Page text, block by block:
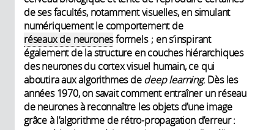
de ses facultés, notamment visuelles, en simulant
numériquement le comportement de
réseaux de neuronesformels ; en s’inspirant
également de la structure en couches hiérarchiques
des neurones du cortex visuel humain, ce qui
aboutira aux algorithmes dedeep learning. Dès les
années 1970, on savait comment entraîner un réseau
de neurones à reconnaître les objets d’une image
grâce à l’algorithme de rétro-propagation d’erreur :